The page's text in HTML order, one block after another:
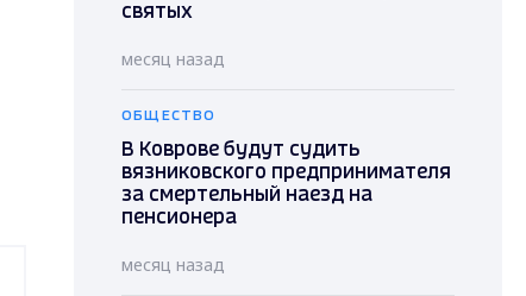
святых
месяц назад
ОБЩЕСТВО
В Коврове будут судить
вязниковского предпринимателя
за смертельный наезд на
пенсионера
месяц назад